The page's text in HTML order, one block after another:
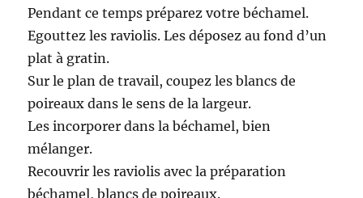
Pendant ce temps préparez votre béchamel.
Egouttez les raviolis. Les déposez au fond d’un
plat à gratin.
Sur le plan de travail, coupez les blancs de
poireaux dans le sens de la largeur.
Les incorporer dans la béchamel, bien
mélanger.
Recouvrir les raviolis avec la préparation
béchamel, blancs de poireaux.